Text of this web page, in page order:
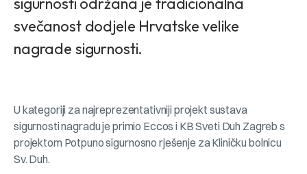
svečanost dodjele Hrvatske velike
nagrade sigurnosti.
U kategoriji za najreprezentativniji projekt sustava
sigurnosti nagradu je primio Eccos i KB Sveti Duh Zagreb s
projektom Potpuno sigurnosno rješenje za Kliničku bolnicu
Sv. Duh.